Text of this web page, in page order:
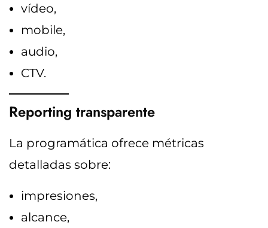
vídeo,
mobile,
audio,
CTV.
Reporting transparente
La programática ofrece métricas
detalladas sobre:
impresiones,
alcance,